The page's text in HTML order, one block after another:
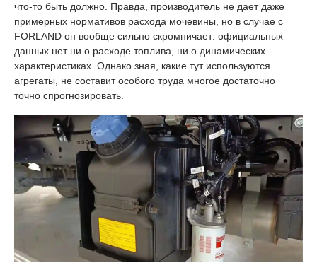
что-то быть должно. Правда, производитель не дает даже
примерных нормативов расхода мочевины, но в случае с
FORLAND он вообще сильно скромничает: официальных
данных нет ни о расходе топлива, ни о динамических
характеристиках. Однако зная, какие тут используются
агрегаты, не составит особого труда многое достаточно
точно спрогнозировать.